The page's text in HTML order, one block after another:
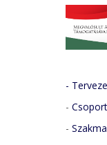
-
-
-